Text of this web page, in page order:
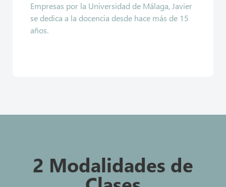
Empresas por la Universidad de Málaga, Javier
se dedica a la docencia desde hace más de 15
años.
2 Modalidades de